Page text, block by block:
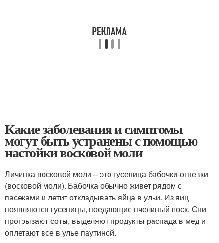
Какие заболевания и симптомы
могут быть устранены с помощью
настойки восковой моли
Личинка восковой моли – это гусеница бабочки-огневки
(восковой моли). Бабочка обычно живет рядом с
пасеками и летит откладывать яйца в ульи. Из яиц
появляются гусеницы, поедающие пчелиный воск. Они
прогрызают соты, выделяют продукты распада в мед и
оплетают все в улье паутиной.